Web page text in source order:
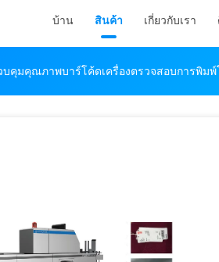
บ้าน สินค้า เกี่ยวกับเรา
คุมคุณภาพบาร์โค้ดเครื่องตรวจสอบการพิม